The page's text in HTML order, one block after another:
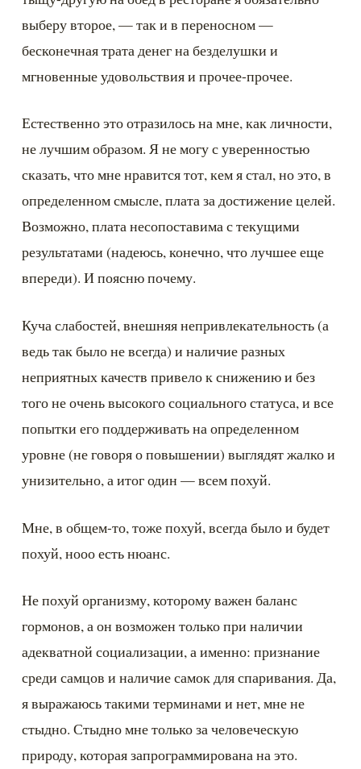
выберу второе, — так и в переносном —
бесконечная трата денег на безделушки и
мгновенные удовольствия и прочее-прочее.
Естественно это отразилось на мне, как личности,
не лучшим образом. Я не могу с уверенностью
сказать, что мне нравится тот, кем я стал, но это, в
определенном смысле, плата за достижение целей.
Возможно, плата несопоставима с текущими
результатами (надеюсь, конечно, что лучшее еще
впереди). И поясню почему.
Куча слабостей, внешняя непривлекательность (а
ведь так было не всегда) и наличие разных
неприятных качеств привело к снижению и без
того не очень высокого социального статуса, и все
попытки его поддерживать на определенном
уровне (не говоря о повышении) выглядят жалко и
унизительно, а итог один — всем похуй.
Мне, в общем-то, тоже похуй, всегда было и будет
похуй, нооо есть нюанс.
Не похуй организму, которому важен баланс
гормонов, а он возможен только при наличии
адекватной социализации, а именно: признание
среди самцов и наличие самок для спаривания. Да,
я выражаюсь такими терминами и нет, мне не
стыдно. Стыдно мне только за человеческую
природу, которая запрограммирована на это.